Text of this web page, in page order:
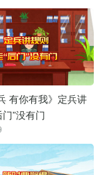
有你有我》定兵讲
”没有门